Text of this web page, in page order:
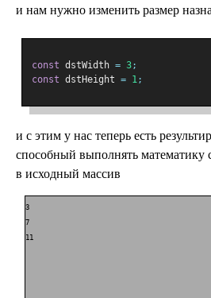
и нам нужно изменить размер
const dstWidth = 3;
const dstHeight = 1;
и с этим у нас теперь есть
способный выполнять математику
в исходный массив